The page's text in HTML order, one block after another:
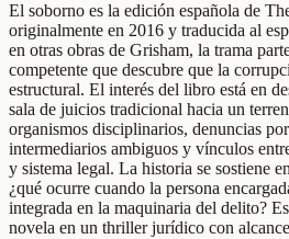
El soborno es la edición española de
originalmente en 2016 y traducida al
en otras obras de Grisham, la trama
competente que descubre que la
estructural. El interés del libro está en
sala de juicios tradicional hacia un
organismos disciplinarios, denuncias
intermediarios ambiguos y vínculos
y sistema legal. La historia se sostiene
¿qué ocurre cuando la persona
integrada en la maquinaria del delito?
novela en un thriller jurídico con